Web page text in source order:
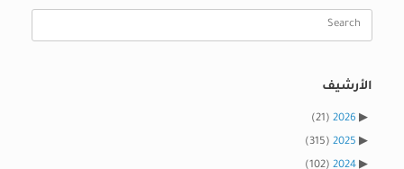
Search
الأرشيف
2026
(21)
2025
(315)
2024
(102)